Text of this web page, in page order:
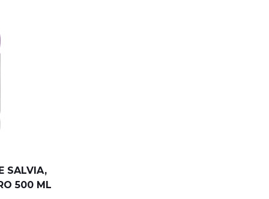
SALVIA,
500 ML